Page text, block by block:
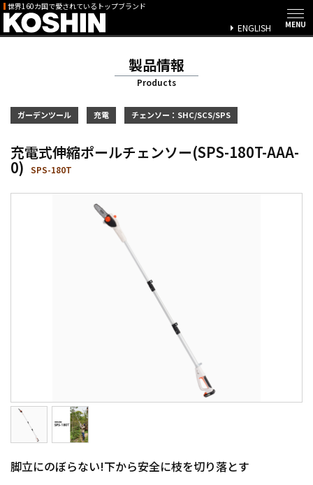
世界160カ国で愛されているトップブランド
ENGLISH
製品情報
Products
ガーデンツール 充電 チェンソー：SHC/SCS/SPS
充電式伸縮ポールチェンソー(SPS-180T-AAA-
0) SPS-180T
脚立にのぼらない!下から安全に枝を切り落とす